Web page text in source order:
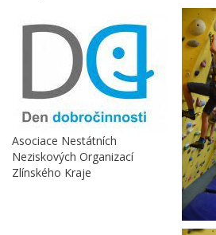
Asociace Nestátních
Neziskových Organizací
Zlínského Kraje